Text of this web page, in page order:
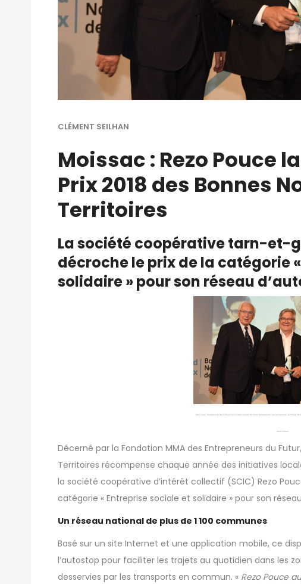
CLÉMENT SEILHAN
Moissac : Rezo Pouce
Prix 2018 des Bonnes
Territoires
La société coopérative tarn-et-
décroche le prix de la catégorie
solidaire » pour son réseau
Alain Jean, fondateur de Rezo Pouce (au centre) entouré de Pierre Méhaignerie, ancien ministre, et Thierry
2018 à Paris.
Décerné par la Fondation MMA des Entrepreneurs du
Territoires récompense chaque année des initiatives
la société coopérative d’intérêt collectif (SCIC) Rezo
catégorie « Entreprise sociale et solidaire » pour son
Un réseau national de plus de 1 100 communes
Basé sur un site Internet et une application mobile, ce
l’autostop pour faciliter les trajets au quotidien dans les
desservies par les transports en commun. « Rezo Pouce